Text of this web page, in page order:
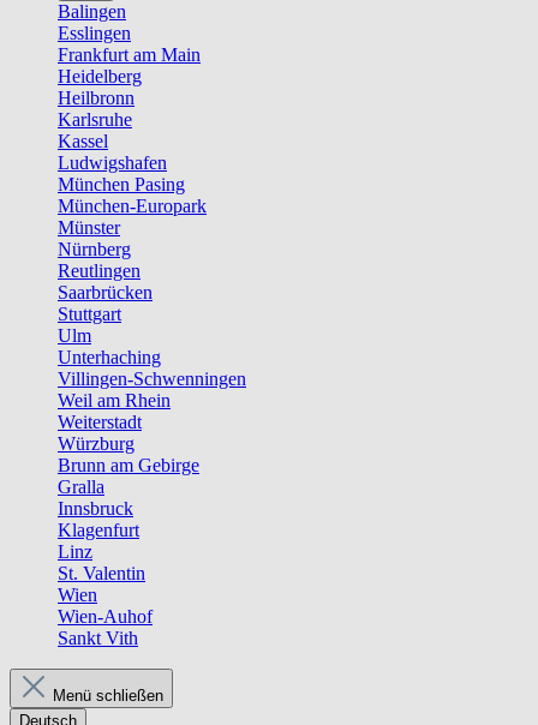
Balingen
Esslingen
Frankfurt am Main
Heidelberg
Heilbronn
Karlsruhe
Kassel
Ludwigshafen
München Pasing
München-Europark
Münster
Nürnberg
Reutlingen
Saarbrücken
Stuttgart
Ulm
Unterhaching
Villingen-Schwenningen
Weil am Rhein
Weiterstadt
Würzburg
Brunn am Gebirge
Gralla
Innsbruck
Klagenfurt
Linz
St. Valentin
Wien
Wien-Auhof
Sankt Vith
Menü schließen
Deutsch